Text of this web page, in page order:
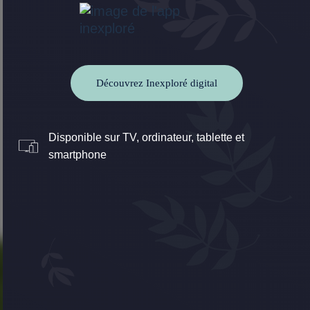
Découvrez Inexploré digital
Disponible sur TV, ordinateur, tablette et
smartphone